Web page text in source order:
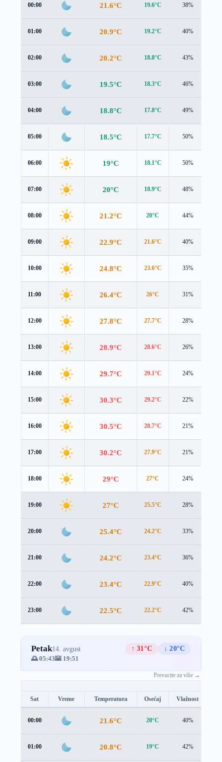
00:00 21.6°C 19.6°C 38%
01:00 20.9°C 19.2°C 40%
02:00 20.2°C 18.8°C 43%
03:00 19.5°C 18.3°C 46%
04:00 18.8°C 17.8°C 49%
05:00 18.5°C 17.7°C 50%
06:00 19°C 18.1°C 50%
07:00 20°C 18.9°C 48%
08:00 21.2°C 20°C 44%
09:00 22.9°C 21.6°C 40%
10:00 24.8°C 23.6°C 35%
11:00 26.4°C 26°C 31%
12:00 27.8°C 27.7°C 28%
13:00 28.9°C 28.6°C 26%
14:00 29.7°C 29.1°C 24%
15:00 30.3°C 29.2°C 22%
16:00 30.5°C 28.7°C 21%
17:00 30.2°C 27.9°C 21%
18:00 29°C 27°C 24%
19:00 27°C 25.5°C 28%
20:00 25.4°C 24.2°C 33%
21:00 24.2°C 23.4°C 36%
22:00 23.4°C 22.9°C 40%
23:00 22.5°C 22.2°C 42%
Petak14. avgust ↑ 31°C
↓ 20°C
🌅 05:43🌇 19:51
Prevucite za više →
Sat Vreme Temperatura Osećaj Vlažnost
00:00 21.6°C 20°C 40%
01:00 20.8°C 19°C 42%